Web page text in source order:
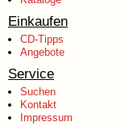
Einkaufen
CD-Tipps
Angebote
Service
Suchen
Kontakt
Impressum